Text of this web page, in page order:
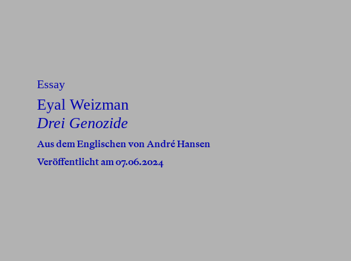
Essay
Eyal Weizman
Drei Genozide
Aus dem Englischen vonAndré Hansen
Veröffentlicht am 07.06.2024